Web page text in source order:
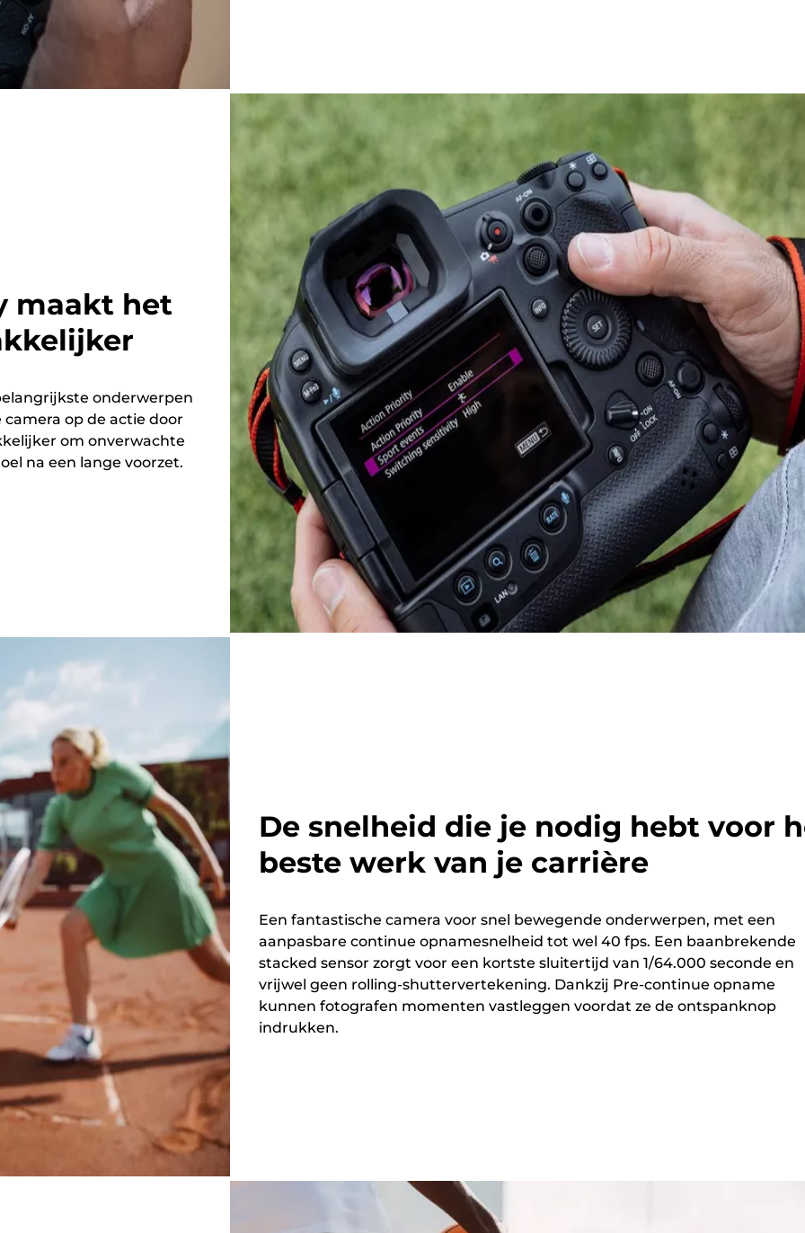
maakt het
onderwerpen
op de actie door
om onverwachte
na een lange voorzet.
De snelheid die je nodig hebt voor
beste werk van je carrière
Een fantastische camera voor snel bewegende onderwerpen, met een
aanpasbare continue opnamesnelheid tot wel 40 fps. Een baanbrekende
stacked sensor zorgt voor een kortste sluitertijd van 1/64.000 seconde en
vrijwel geen rolling-shuttervertekening. Dankzij Pre-continue opname
kunnen fotografen momenten vastleggen voordat ze de ontspanknop
indrukken.